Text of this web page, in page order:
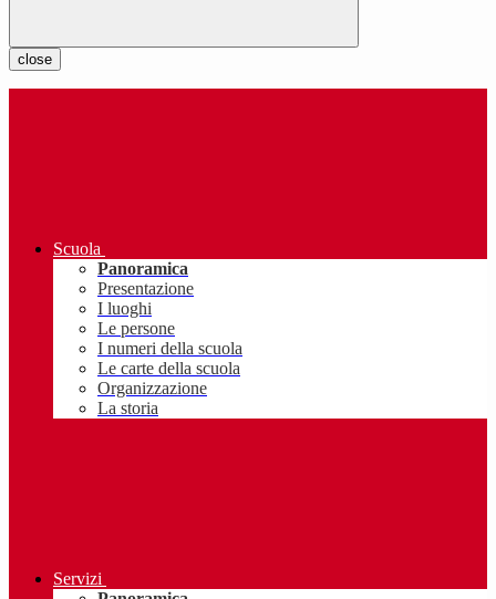
close
Scuola
Panoramica
Presentazione
I luoghi
Le persone
I numeri della scuola
Le carte della scuola
Organizzazione
La storia
Servizi